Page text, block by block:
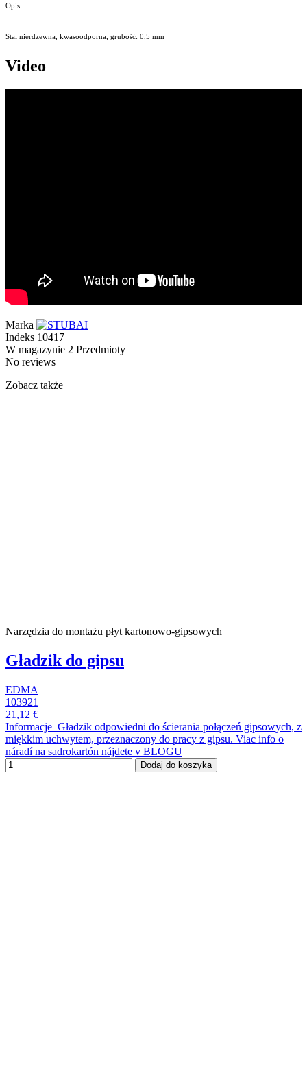
Opis
Stal nierdzewna, kwasoodporna, grubość: 0,5 mm
Video
Marka
Indeks 10417
W magazynie 2 Przedmioty
No reviews
Zobacz także
Narzędzia do montażu płyt kartonowo-gipsowych
Gładzik do gipsu
EDMA
103921
21,12 €
Informacje Gładzik odpowiedni do ścierania połączeń gipsowych, z
miękkim uchwytem, przeznaczony do pracy z gipsu. Viac info o
náradí na sadrokartón nájdete v BLOGU
Dodaj do koszyka